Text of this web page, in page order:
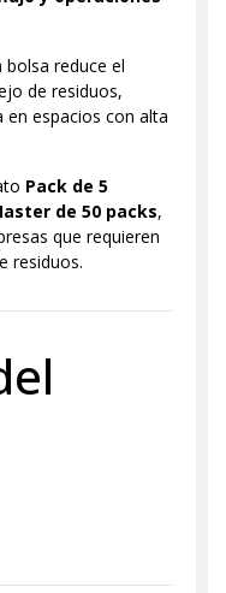
reduce el
de residuos,
en espacios con alta
Pack de 5
de 50 packs,
que requieren
residuos.